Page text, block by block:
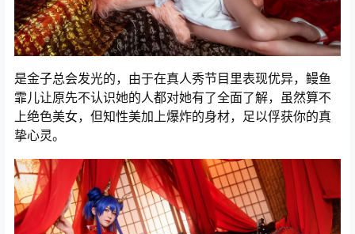
是金子总会发光的，由于在真人秀节目里表现优异，鳗鱼
霏儿让原先不认识她的人都对她有了全面了解，虽然算不
上绝色美女，但知性美加上爆炸的身材，足以俘获你的真
挚心灵。